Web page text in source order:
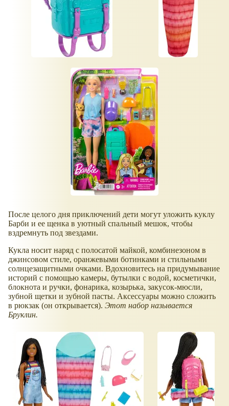
После целого дня приключений дети могут уложить куклу
Барби и ее щенка в уютный спальный мешок, чтобы
вздремнуть под звездами.
Кукла носит наряд с полосатой майкой, комбинезоном в
джинсовом стиле, оранжевыми ботинками и стильными
солнцезащитными очками. Вдохновитесь на придумывание
историй с помощью камеры, бутылки с водой, косметички,
блокнота и ручки, фонарика, козырька, закусок-мюсли,
зубной щетки и зубной пасты. Аксессуары можно сложить
в рюкзак (он открывается). Этот набор называется
Бруклин.